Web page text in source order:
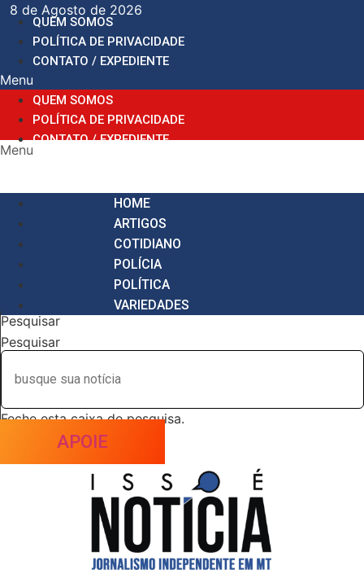
para
conteúdo
8 de Agosto de 2026
QUEM SOMOS
POLÍTICA DE PRIVACIDADE
CONTATO / EXPEDIENTE
Menu
QUEM SOMOS
POLÍTICA DE PRIVACIDADE
CONTATO / EXPEDIENTE
Menu
HOME
ARTIGOS
COTIDIANO
POLÍCIA
POLÍTICA
VARIEDADES
Pesquisar
Pesquisar
Feche esta caixa de pesquisa.
APOIE